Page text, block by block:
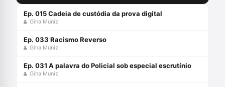
Ep. 015 Cadeia de custódia da prova digital
Gina Muniz
Ep. 033 Racismo Reverso
Gina Muniz
Ep. 031 A palavra do Policial sob especial escrutínio
Gina Muniz